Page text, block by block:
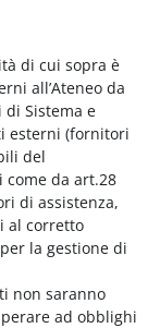
di cui sopra è
all’Ateneo da
Sistema e
esterni (fornitori
del
da art.28
di assistenza,
al corretto
la gestione di
non saranno
ad obblighi